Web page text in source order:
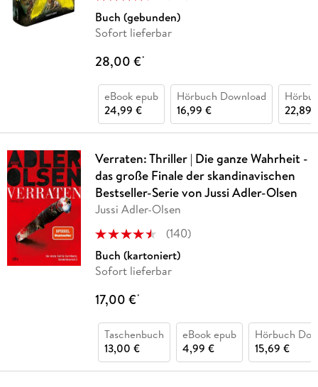
Buch (gebunden)
Sofort lieferbar
28,00 €*
eBook epub
24,99 €
Hörbuch Download
16,99 €
22,89
Verraten: Thriller | Die ganze Wahrheit -
das große Finale der skandinavischen
Bestseller-Serie von Jussi Adler-Olsen
Jussi Adler-Olsen
(140)
Buch (kartoniert)
Sofort lieferbar
17,00 €*
Taschenbuch
13,00 €
eBook epub
4,99 €
Hörbuch
15,69 €